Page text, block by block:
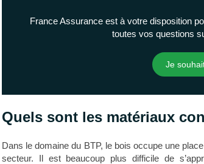
France Assurance est à votre disposition
toutes vos questions
Je
Quels sont les matériaux
Dans le domaine du BTP, le bois occupe une
secteur. Il est beaucoup plus difficile de